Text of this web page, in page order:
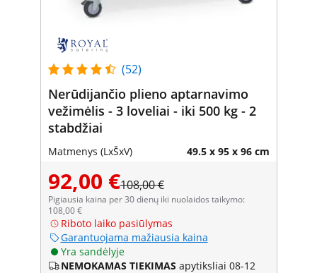
(52)
Nerūdijančio plieno aptarnavimo
vežimėlis - 3 loveliai - iki 500 kg - 2
stabdžiai
Matmenys (LxŠxV) 49.5 x 95 x 96 cm
92,00 €108,00 €
Pigiausia kaina per 30 dienų iki nuolaidos taikymo:
108,00 €
Riboto laiko pasiūlymas
Garantuojama mažiausia kaina
Yra sandėlyje
NEMOKAMAS TIEKIMAS apytiksliai 08-12